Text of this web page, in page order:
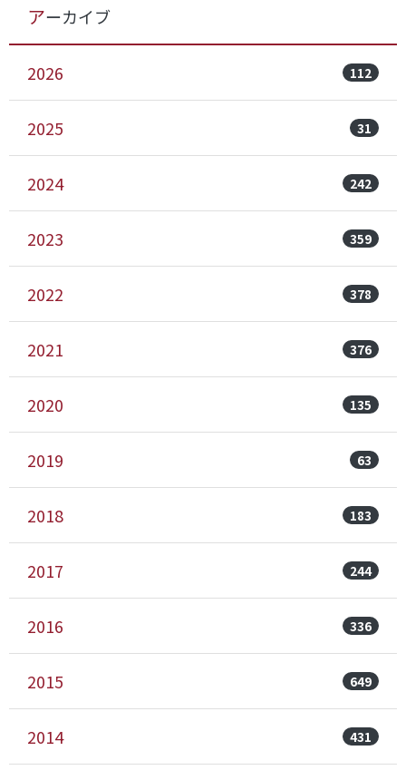
アーカイブ
2026 112
2025 31
2024 242
2023 359
2022 378
2021 376
2020 135
2019 63
2018 183
2017 244
2016 336
2015 649
2014 431